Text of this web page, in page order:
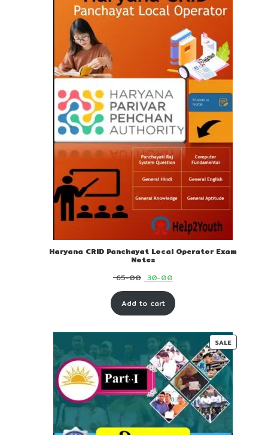
Haryana CRID Panchayat Local Operator Exam
Notes
65-00 Original
price
was:
00.
30-00Current
price
is:
00.
Add to cart
SALE
SALE